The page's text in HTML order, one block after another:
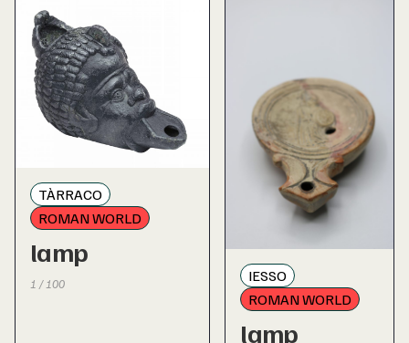
TÀRRACO
ROMAN WORLD
lamp
1 / 100
IESSO
ROMAN WORLD
lamp